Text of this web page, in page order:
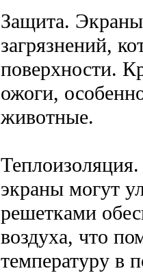
Защита.
загрязнений,
поверхности.
ожоги,
животные.
экраны могут
решетками
воздуха, что
температуру в